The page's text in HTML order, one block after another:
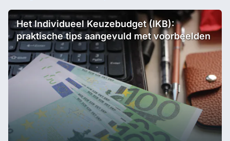
Het Individueel Keuzebudget (IKB):
praktische tips aangevuld met voorbeelden